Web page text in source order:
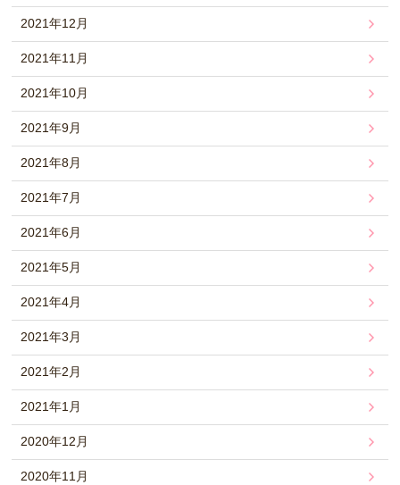
2021年12月
2021年11月
2021年10月
2021年9月
2021年8月
2021年7月
2021年6月
2021年5月
2021年4月
2021年3月
2021年2月
2021年1月
2020年12月
2020年11月